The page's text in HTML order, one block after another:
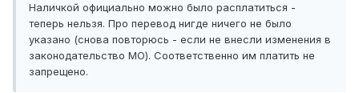
Наличкой официально можно было расплатиться -
теперь нельзя. Про перевод нигде ничего не было
указано (снова повторюсь - если не внесли изменения в
законодательство МО). Соответственно им платить не
запрещено.